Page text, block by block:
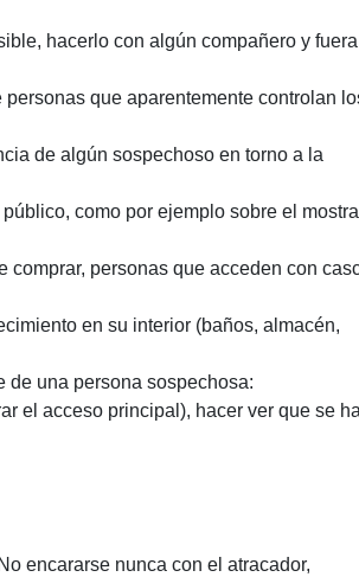
hacerlo con algún compañero y
que aparentemente controlan
de algún sospechoso en torno a la
como por ejemplo sobre el
comprar, personas que acceden con
en su interior (baños, almacén,
de una persona sospechosa:
el acceso principal), hacer ver que se
encararse nunca con el atracador,